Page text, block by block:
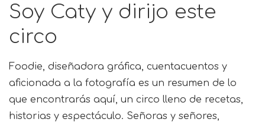
Soy Caty y dirijo este
circo
Foodie, diseñadora gráfica, cuentacuentos y
aficionada a la fotografía es un resumen de lo
que encontrarás aquí, un circo lleno de recetas,
historias y espectáculo. Señoras y señores,